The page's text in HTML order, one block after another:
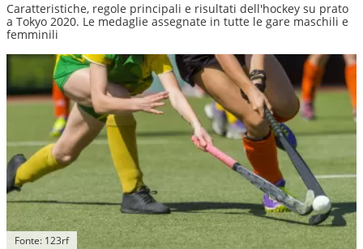
Caratteristiche, regole principali e risultati dell'hockey su prato
a Tokyo 2020. Le medaglie assegnate in tutte le gare maschili e
femminili
Fonte: 123rf